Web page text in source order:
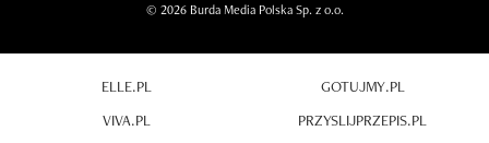
© 2026 Burda Media Polska Sp. z o.o.
ELLE.PL
VIVA.PL
GOTUJMY.PL
PRZYSLIJPRZEPIS.PL